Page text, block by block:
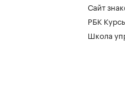
Сайт
РБК
Школа